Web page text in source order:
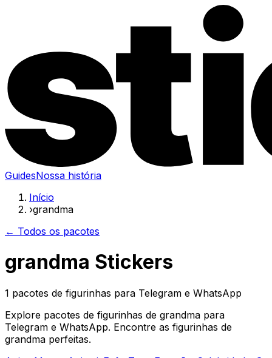
GuidesNossa história
Início
›grandma
← Todos os pacotes
grandma Stickers
1 pacotes de figurinhas para Telegram e WhatsApp
Explore pacotes de figurinhas de grandma para
Telegram e WhatsApp. Encontre as figurinhas de
grandma perfeitas.